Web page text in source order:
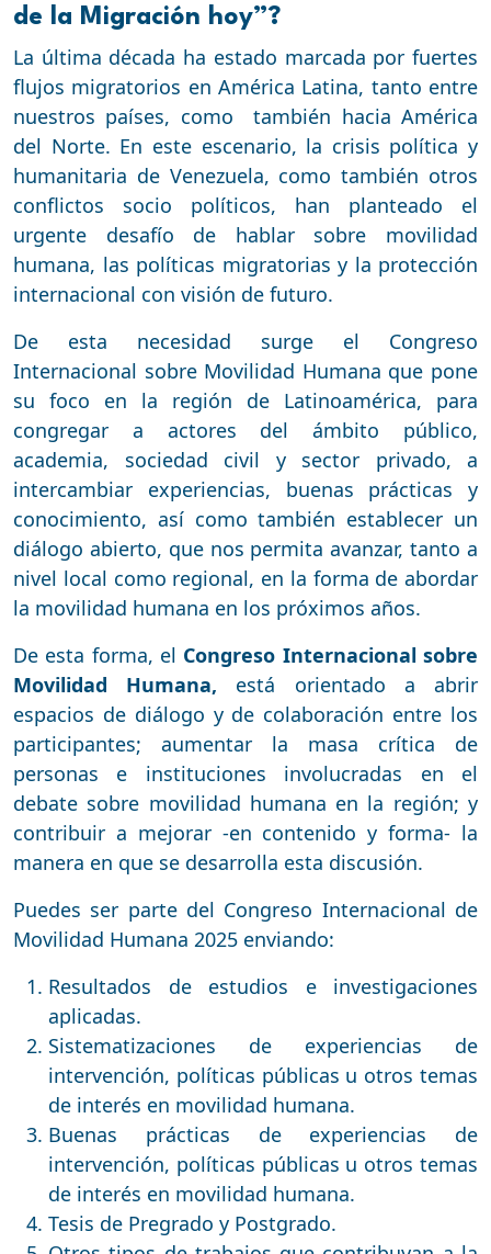
de la Migración hoy”?
La última década ha estado marcada por fuertes
flujos migratorios en América Latina, tanto entre
nuestros países, como también hacia América
del Norte. En este escenario, la crisis política y
humanitaria de Venezuela, como también otros
conflictos socio políticos, han planteado el
urgente desafío de hablar sobre movilidad
humana, las políticas migratorias y la protección
internacional con visión de futuro.
De esta necesidad surge el Congreso
Internacional sobre Movilidad Humana que pone
su foco en la región de Latinoamérica, para
congregar a actores del ámbito público,
academia, sociedad civil y sector privado, a
intercambiar experiencias, buenas prácticas y
conocimiento, así como también establecer un
diálogo abierto, que nos permita avanzar, tanto a
nivel local como regional, en la forma de abordar
la movilidad humana en los próximos años.
De esta forma, el Congreso Internacional sobre
Movilidad Humana, está orientado a abrir
espacios de diálogo y de colaboración entre los
participantes; aumentar la masa crítica de
personas e instituciones involucradas en el
debate sobre movilidad humana en la región; y
contribuir a mejorar -en contenido y forma- la
manera en que se desarrolla esta discusión.
Puedes ser parte del Congreso Internacional de
Movilidad Humana 2025 enviando:
Resultados de estudios e investigaciones
aplicadas.
Sistematizaciones de experiencias de
intervención, políticas públicas u otros temas
de interés en movilidad humana.
Buenas prácticas de experiencias de
intervención, políticas públicas u otros temas
de interés en movilidad humana.
Tesis de Pregrado y Postgrado.